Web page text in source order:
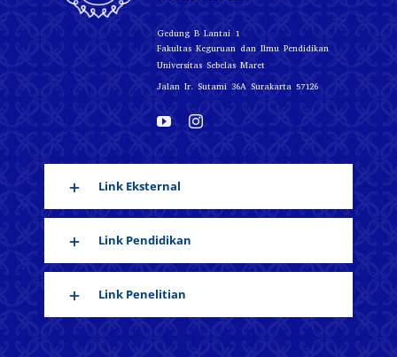
Gedung B Lantai 1
Fakultas Keguruan dan Ilmu Pendidikan
Universitas Sebelas Maret
Jalan Ir. Sutami 36A Surakarta 57126
Link Eksternal
Link Pendidikan
Link Penelitian